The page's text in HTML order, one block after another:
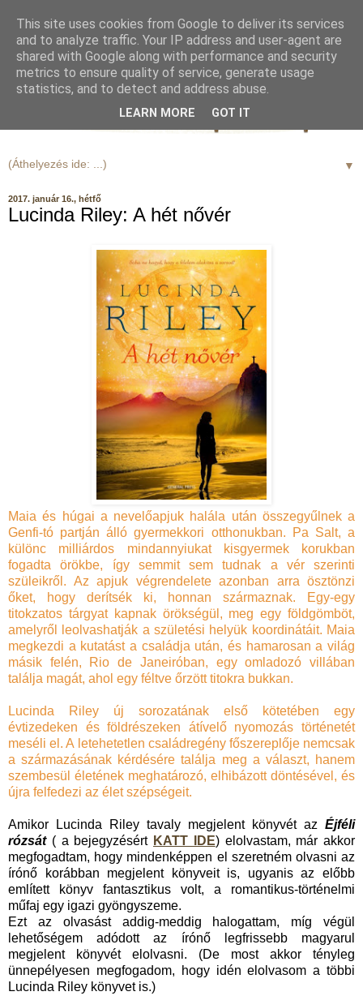
▼
2017. január 16., hétfő
Lucinda Riley: A hét nővér
Maia és húgai a nevelőapjuk halála után összegyűlnek a
Genfi-tó partján álló gyermekkori otthonukban. Pa Salt, a
különc milliárdos mindannyiukat kisgyermek korukban
fogadta örökbe, így semmit sem tudnak a vér szerinti
szüleikről. Az apjuk végrendelete azonban arra ösztönzi
őket, hogy derítsék ki, honnan származnak. Egy-egy
titokzatos tárgyat kapnak örökségül, meg egy földgömböt,
amelyről leolvashatják a születési helyük koordinátáit. Maia
megkezdi a kutatást a családja után, és hamarosan a világ
másik felén, Rio de Janeiróban, egy omladozó villában
találja magát, ahol egy féltve őrzött titokra bukkan.
Lucinda Riley új sorozatának első kötetében egy
évtizedeken és földrészeken átívelő nyomozás történetét
meséli el. A letehetetlen családregény főszereplője nemcsak
a származásának kérdésére találja meg a választ, hanem
szembesül életének meghatározó, elhibázott döntésével, és
újra felfedezi az élet szépségeit.
Amikor Lucinda Riley tavaly megjelent könyvét az Éjféli
rózsát ( a bejegyzésért KATT IDE) elolvastam, már akkor
megfogadtam, hogy mindenképpen el szeretném olvasni az
írónő korábban megjelent könyveit is, ugyanis az előbb
említett könyv fantasztikus volt, a romantikus-történelmi
műfaj egy igazi gyöngyszeme.
Ezt az olvasást addig-meddig halogattam, míg végül
lehetőségem adódott az írónő legfrissebb magyarul
megjelent könyvét elolvasni. (De most akkor tényleg
ünnepélyesen megfogadom, hogy idén elolvasom a többi
Lucinda Riley könyvet is.)
This site uses cookies from Google to deliver its services
and to analyze traffic. Your IP address and user-agent are
shared with Google along with performance and security
metrics to ensure quality of service, generate usage
statistics, and to detect and address abuse.
LEARN MORE GOT IT